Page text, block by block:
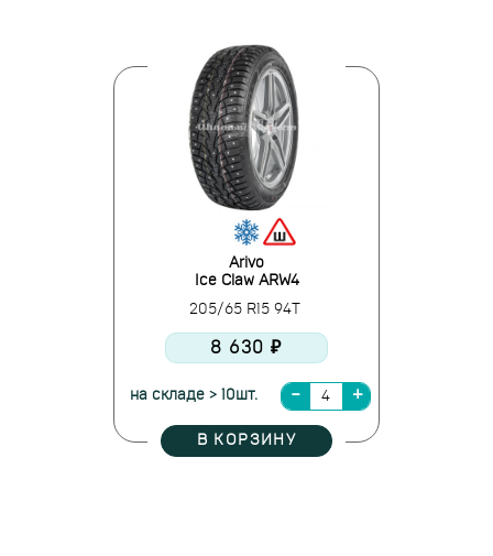
Arivo
Ice Claw ARW4
205/65 R15 94T
8 630 ₽
на складе > 10шт.
В КОРЗИНУ